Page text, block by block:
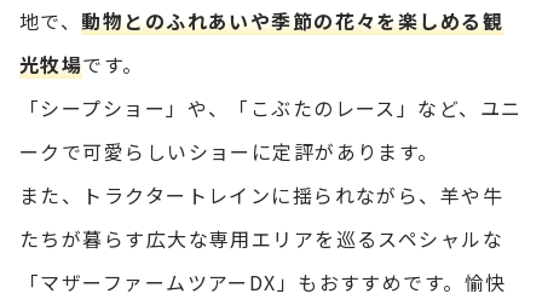
地で、動物とのふれあいや季節の花々を楽しめる観
光牧場です。
「シープショー」や、「こぶたのレース」など、ユニ
ークで可愛らしいショーに定評があります。
また、トラクタートレインに揺られながら、羊や牛
たちが暮らす広大な専用エリアを巡るスペシャルな
「マザーファームツアーDX」もおすすめです。愉快